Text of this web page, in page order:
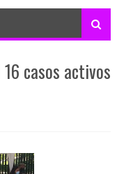
casos activos